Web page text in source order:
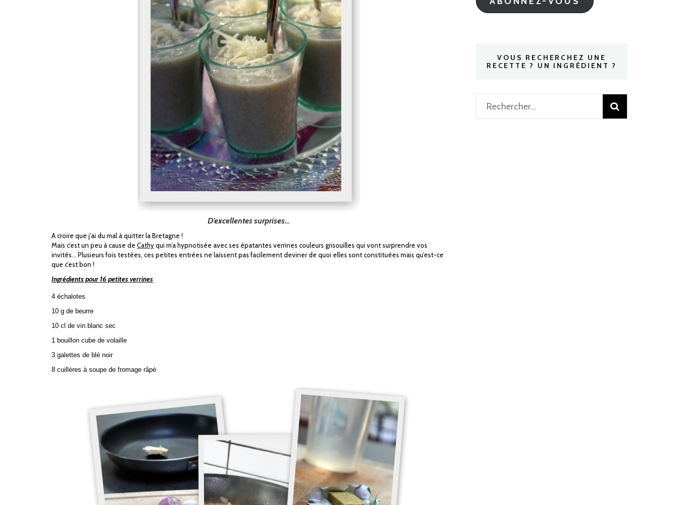
D’excellentes surprises…
A croire que j’ai du mal à quitter la Bretagne !
Mais c’est un peu à cause de Cathyqui m’a hypnotisée avec ses épatantes verrines couleurs grisouilles qui vont surprendre vos
invités… Plusieurs fois testées, ces petites entrées ne laissent pas facilement deviner de quoi elles sont constituées mais qu’est-ce
que c’est bon !
Ingrédients pour 16 petites verrines
4 échalotes
10 g de beurre
10 cl de vin blanc sec
1 bouillon cube de volaille
3 galettes de blé noir
8 cuillères à soupe de fromage râpé
VOUS RECHERCHEZ UNE
RECETTE ? UN INGRÉDIENT ?
Rechercher :